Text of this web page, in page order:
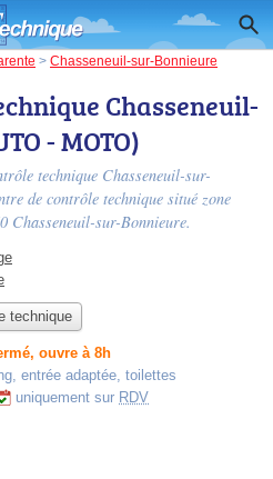
> Chasseneuil-sur-Bonnieure
Chasseneuil-
- MOTO)
technique Chasseneuil-sur-
de contrôle technique situé zone
Chasseneuil-sur-Bonnieure.
technique
ouvre à 8h
entrée adaptée, toilettes
uniquement sur RDV